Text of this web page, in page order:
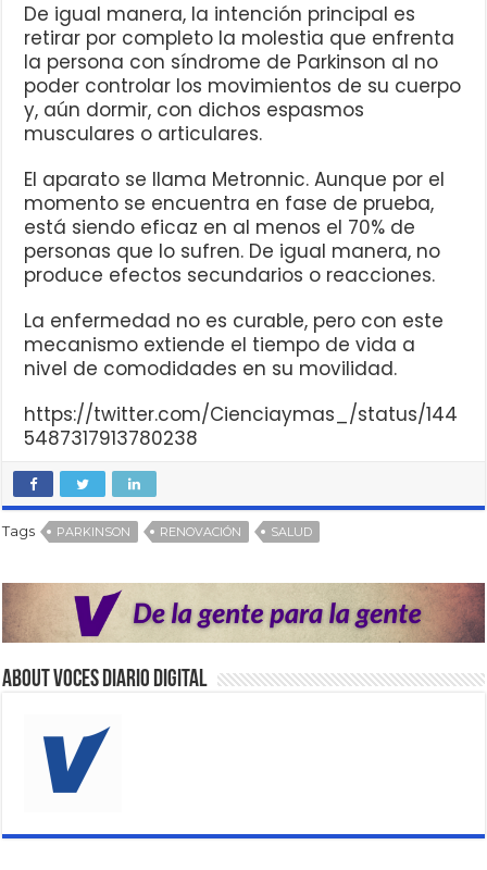
De igual manera, la intención principal es
retirar por completo la molestia que enfrenta
la persona con síndrome de Parkinson al no
poder controlar los movimientos de su cuerpo
y, aún dormir, con dichos espasmos
musculares o articulares.
El aparato se llama Metronnic. Aunque por el
momento se encuentra en fase de prueba,
está siendo eficaz en al menos el 70% de
personas que lo sufren. De igual manera, no
produce efectos secundarios o reacciones.
La enfermedad no es curable, pero con este
mecanismo extiende el tiempo de vida a
nivel de comodidades en su movilidad.
https://twitter.com/Cienciaymas_/status/144
5487317913780238
Tags PARKINSON RENOVACIÓN SALUD
About VOCES Diario digital